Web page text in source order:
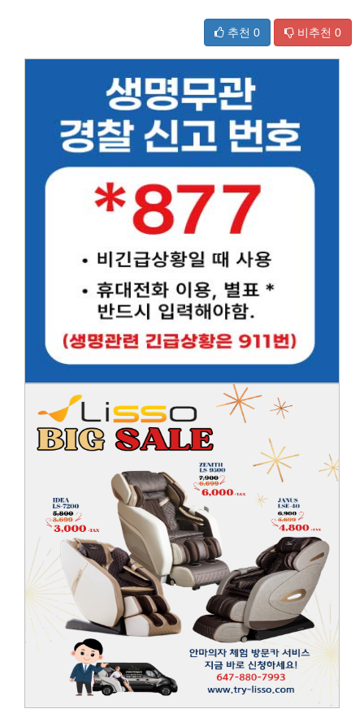
추천 0 비추천 0